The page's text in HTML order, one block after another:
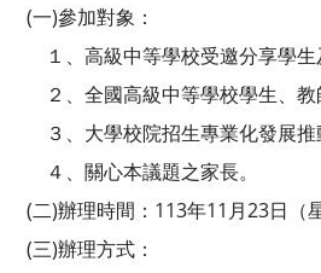
(一)參加對象：
１、高級中等學校受邀分享學生
２、全國高級中等學校學生、教
３、大學校院招生專業化發展推動
４、關心本議題之家長。
(二)辦理時間：113年11月23日（星
(三)辦理方式：